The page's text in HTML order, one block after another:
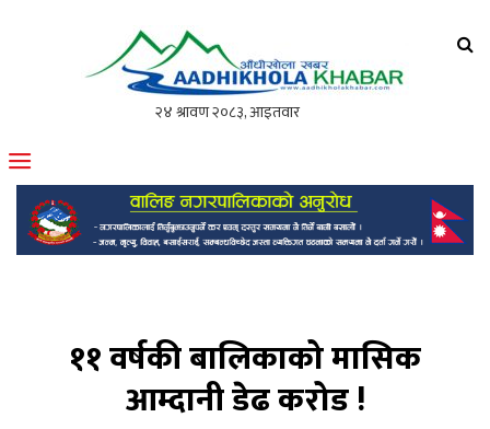
मोफसलकै लोकप्रिय अनलाइन पत्रिका
११ वर्षकी बालिकाको मासिक
आम्दानी डेढ करोड !